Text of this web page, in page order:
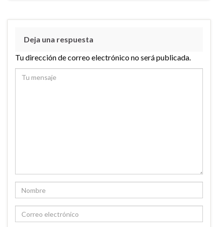
Deja una respuesta
Tu dirección de correo electrónico no será publicada.